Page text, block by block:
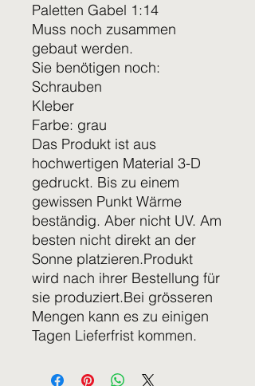
Paletten Gabel 1:14
Muss noch zusammen
gebaut werden.
Sie benötigen noch:
Schrauben
Kleber
Farbe: grau
Das Produkt ist aus
hochwertigen Material 3-D
gedruckt. Bis zu einem
gewissen Punkt Wärme
beständig. Aber nicht UV. Am
besten nicht direkt an der
Sonne platzieren.Produkt
wird nach ihrer Bestellung für
sie produziert.Bei grösseren
Mengen kann es zu einigen
Tagen Lieferfrist kommen.